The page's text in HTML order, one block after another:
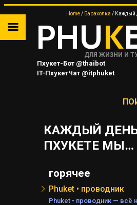
Home Барахолка Каждый
PHUK
ДЛЯ ЖИЗНИ И
Пхукет-Бот @thaibot
IT-ПхукетЧат @itphuket
КАЖДЫЙ
ПХУКЕТЕ МЫ…
горячее
Phuket • проводник
Phuket • проводник — всё